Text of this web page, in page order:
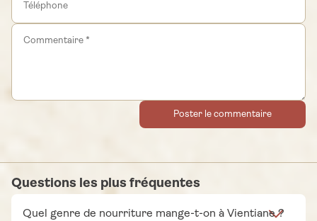
Poster le commentaire
Questions les plus fréquentes
Quel genre de nourriture mange-t-on à Vientiane ?